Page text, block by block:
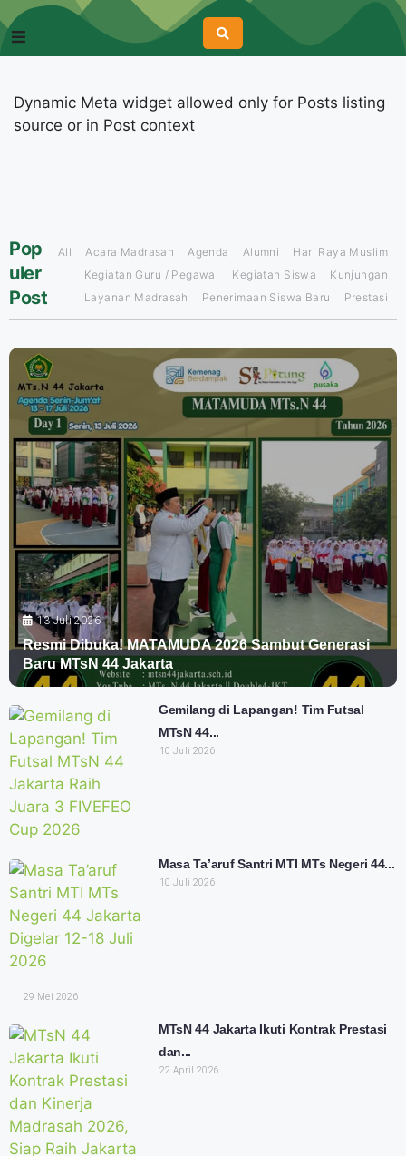
Dynamic Meta widget allowed only for Posts listing
source or in Post context
Pop
uler
Post
All Acara Madrasah Agenda Alumni
Hari Raya Muslim
Kegiatan Guru / Pegawai
Kegiatan Siswa
Kunjungan
Layanan Madrasah
Penerimaan Siswa Baru Prestasi
13 Juli 2026
Resmi Dibuka! MATAMUDA 2026 Sambut Generasi
Baru MTsN 44 Jakarta
Gemilang di Lapangan! Tim Futsal
MTsN 44...
10 Juli 2026
Masa Ta’aruf Santri MTI MTs Negeri 44...
10 Juli 2026
29 Mei 2026
MTsN 44 Jakarta Ikuti Kontrak Prestasi
dan...
22 April 2026